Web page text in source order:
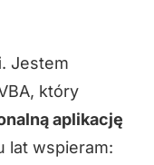
. Jestem
który
aplikację
lat wspieram: